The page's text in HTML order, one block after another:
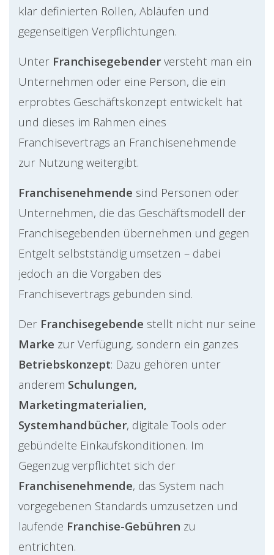
klar definierten Rollen, Abläufen und
gegenseitigen Verpflichtungen.
Unter Franchisegebender versteht man ein
Unternehmen oder eine Person, die ein
erprobtes Geschäftskonzept entwickelt hat
und dieses im Rahmen eines
Franchisevertrags an Franchisenehmende
zur Nutzung weitergibt.
Franchisenehmende sind Personen oder
Unternehmen, die das Geschäftsmodell der
Franchisegebenden übernehmen und gegen
Entgelt selbstständig umsetzen – dabei
jedoch an die Vorgaben des
Franchisevertrags gebunden sind.
Der Franchisegebende stellt nicht nur seine
Marke zur Verfügung, sondern ein ganzes
Betriebskonzept: Dazu gehören unter
anderem Schulungen,
Marketingmaterialien,
Systemhandbücher, digitale Tools oder
gebündelte Einkaufskonditionen. Im
Gegenzug verpflichtet sich der
Franchisenehmende, das System nach
vorgegebenen Standards umzusetzen und
laufende Franchise-Gebühren zu
entrichten.